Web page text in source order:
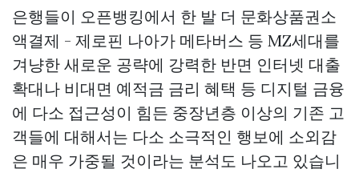
은행들이 오픈뱅킹에서 한 발 더 문화상품권소
액결제 - 제로핀 나아가 메타버스 등 MZ세대를
겨냥한 새로운 공략에 강력한 반면 인터넷 대출
확대나 비대면 예적금 금리 혜택 등 디지털 금융
에 다소 접근성이 힘든 중장년층 이상의 기존 고
객들에 대해서는 다소 소극적인 행보에 소외감
은 매우 가중될 것이라는 분석도 나오고 있습니